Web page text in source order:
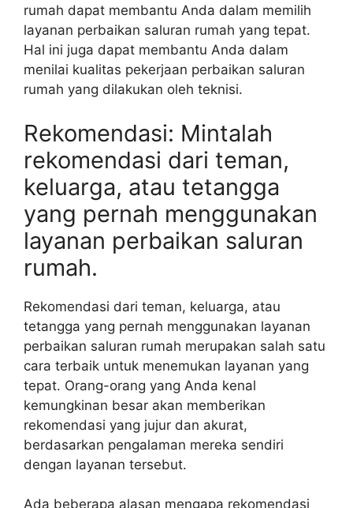
rumah dapat membantu Anda dalam memilih
layanan perbaikan saluran rumah yang tepat.
Hal ini juga dapat membantu Anda dalam
menilai kualitas pekerjaan perbaikan saluran
rumah yang dilakukan oleh teknisi.
Rekomendasi: Mintalah
rekomendasi dari teman,
keluarga, atau tetangga
yang pernah menggunakan
layanan perbaikan saluran
rumah.
Rekomendasi dari teman, keluarga, atau
tetangga yang pernah menggunakan layanan
perbaikan saluran rumah merupakan salah satu
cara terbaik untuk menemukan layanan yang
tepat. Orang-orang yang Anda kenal
kemungkinan besar akan memberikan
rekomendasi yang jujur dan akurat,
berdasarkan pengalaman mereka sendiri
dengan layanan tersebut.
Ada beberapa alasan mengapa rekomendasi